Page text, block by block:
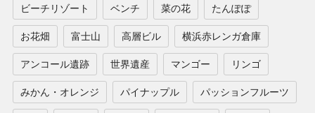
ビーチリゾート ベンチ 菜の花 たんぽぽ
お花畑 富士山 高層ビル 横浜赤レンガ倉庫
アンコール遺跡 世界遺産 マンゴー リンゴ
みかん・オレンジ パイナップル パッションフルーツ